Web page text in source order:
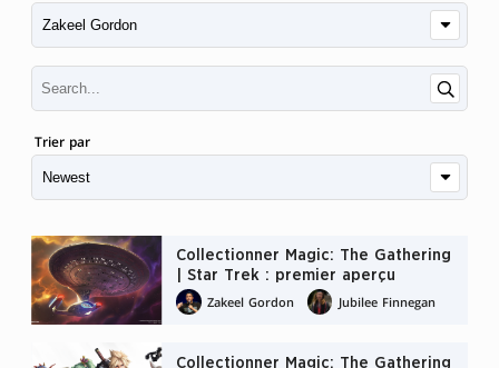
Trier par
Collectionner Magic: The Gathering
| Star Trek : premier aperçu
Zakeel Gordon
Jubilee Finnegan
Collectionner Magic: The Gathering